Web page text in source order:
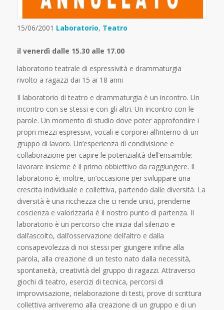
15/06/2001 Laboratorio, Teatro
il venerdì dalle 15.30 alle 17.00
laboratorio teatrale di espressività e drammaturgia
rivolto a ragazzi dai 15 ai 18 anni
Il laboratorio di teatro e drammaturgia è un incontro. Un
incontro con se stessi e con gli altri. Un incontro con le
parole. Un momento di studio dove poter approfondire i
propri mezzi espressivi, vocali e corporei all’interno di un
gruppo di lavoro. Un’esperienza di condivisione e
collaborazione per capire le potenzialità dell’ensamble:
lavorare insieme è il primo obbiettivo da raggiungere. Il
laboratorio è, inoltre, un’occasione per sviluppare una
crescita individuale e collettiva, partendo dalle diversità. La
diversità è una ricchezza che ci rende unici, prenderne
coscienza e valorizzarla è il nostro punto di partenza. Il
laboratorio è un percorso che inizia dal silenzio e
dall’ascolto, dall’osservazione dell’altro e dalla
consapevolezza di noi stessi per giungere infine alla
parola, alla creazione di un testo nato dalla necessità,
spontaneità, creatività del gruppo di ragazzi. Attraverso
giochi di teatro, esercizi di tecnica, percorsi di
improvvisazione, rielaborazione di testi, prove di scrittura
collettiva arriveremo alla creazione di un gruppo e di un